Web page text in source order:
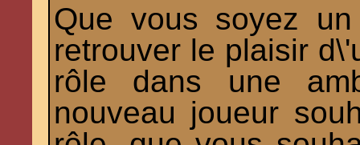
Que vous soyez
retrouver le plaisir
rôle dans une
nouveau joueur